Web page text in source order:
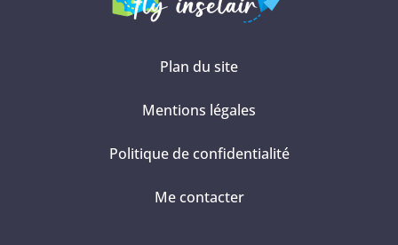
Plan du site
Mentions légales
Politique de confidentialité
Me contacter